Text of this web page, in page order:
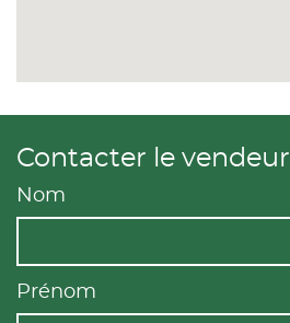
Contacter le vendeur
Nom
Prénom